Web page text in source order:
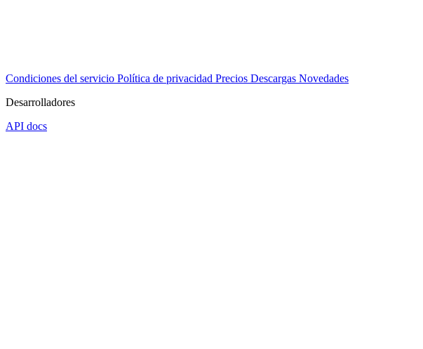
Condiciones del servicio Política de privacidad Precios Descargas Novedades
Desarrolladores
API docs